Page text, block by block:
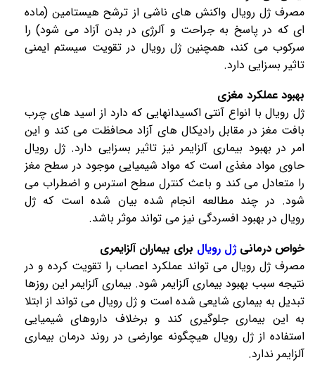
مصرفژل رویال واکنش های ناشی از ترشح هیستامین (ماده
ای که در پاسخ به جراحت و آلرژی در بدن آزاد می شود) را
سرکوب می کند، همچنین ژل رویال در تقویت سیستم ایمنی
تاثیر بسزایی دارد.
بهبود عملکرد مغزی
ژل رویالبا انواع آنتی اکسیدانهایی که دارد از اسید های چرب
بافت مغز در مقابل رادیکال های آزاد محافظت می کند و این
امر در بهبود بیماری آلزایمر نیز تاثیر بسزایی دارد. ژل رویال
حاوی مواد مغذی است که مواد شیمیایی موجود در سطح مغز
را متعادل می کند و باعث کنترل سطح استرس و اضطراب می
شود. در چند مطالعه انجام شده بیان شده است که ژل
رویال در بهبود افسردگی نیز می تواند موثر باشد.
خواص درمانیژل رویال برای بیماران آلزایمری
مصرف ژل رویال می تواند عملکرد اعصاب را تقویت کرده و در
نتیجه سبب بهبود بیماری آلزایمر شود. بیماری آلزایمر این روزها
تبدیل به بیماری شایعی شده است و ژل رویال می تواند از ابتلا
به این بیماری جلوگیری کند و برخلاف داروهای شیمیایی
استفاده از ژل رویال هیچگونه عوارضی در روند درمان بیماری
آلزایمر ندارد.